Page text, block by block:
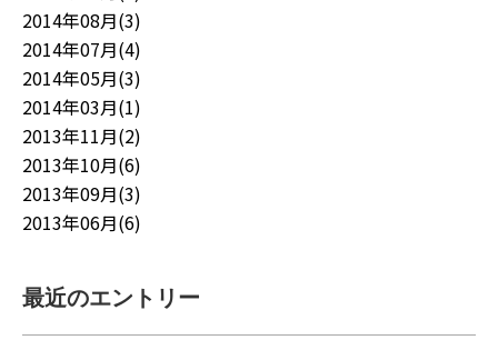
2014年08月(3)
2014年07月(4)
2014年05月(3)
2014年03月(1)
2013年11月(2)
2013年10月(6)
2013年09月(3)
2013年06月(6)
最近のエントリー